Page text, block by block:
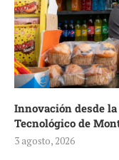
Innovación desde
Tecnológico de
3 agosto, 2026